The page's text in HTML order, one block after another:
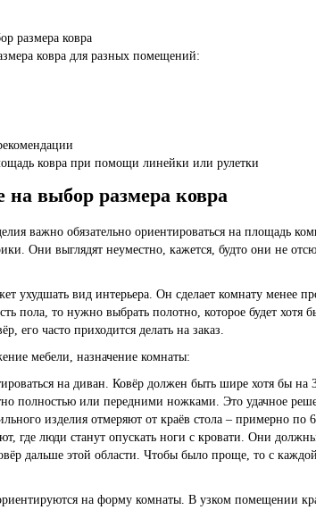
размера ковра
ковра для разных помещений:
ковра при помощи линейки или рулетки
выбор размера ковра
важно обязательно ориентироваться на площадь
Они выглядят неуместно, кажется, будто они не
ухудшать вид интерьера. Он сделает комнату менее
пола, то нужно выбрать полотно, которое будет хотя
его часто приходится делать на заказ.
мебели, назначение комнаты:
на диван. Ковёр должен быть шире хотя бы
полностью или передними ножками. Это удачное
изделия отмеряют от краёв стола – примерно по
где люди станут опускать ноги с кровати. Они
дальше этой области. Чтобы было проще, то с
на форму комнаты. В узком помещении